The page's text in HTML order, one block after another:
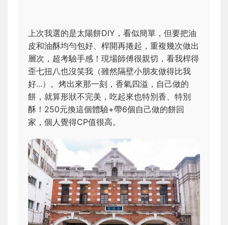
上次我選的是太陽餅DIY，看似簡單，但要把油
皮和油酥均勻包好、桿開再捲起，重複幾次做出
層次，超考驗手感！現場師傅很親切，看我桿得
歪七扭八也沒笑我（雖然隔壁小朋友做得比我
好...）。烤出來那一刻，香氣四溢，自己做的
餅，就算形狀不完美，吃起來也特別香、特別
酥！250元換這個體驗+帶6個自己做的餅回
家，個人覺得CP值很高。